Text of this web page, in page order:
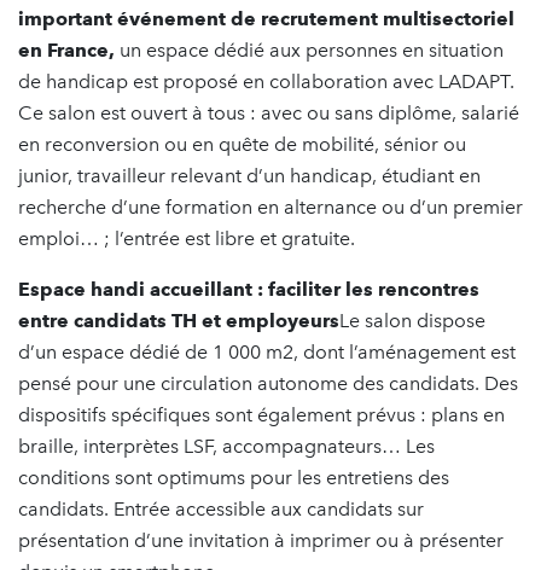
important événement de recrutement multisectoriel
en France, un espace dédié aux personnes en situation
de handicap est proposé en collaboration avec LADAPT.
Ce salon est ouvert à tous : avec ou sans diplôme, salarié
en reconversion ou en quête de mobilité, sénior ou
junior, travailleur relevant d’un handicap, étudiant en
recherche d’une formation en alternance ou d’un premier
emploi… ; l’entrée est libre et gratuite.
Espace handi accueillant : faciliter les rencontres
entre candidats TH et employeursLe salon dispose
d’un espace dédié de 1 000 m2, dont l’aménagement est
pensé pour une circulation autonome des candidats. Des
dispositifs spécifiques sont également prévus : plans en
braille, interprètes LSF, accompagnateurs… Les
conditions sont optimums pour les entretiens des
candidats. Entrée accessible aux candidats sur
présentation d’une invitation à imprimer ou à présenter